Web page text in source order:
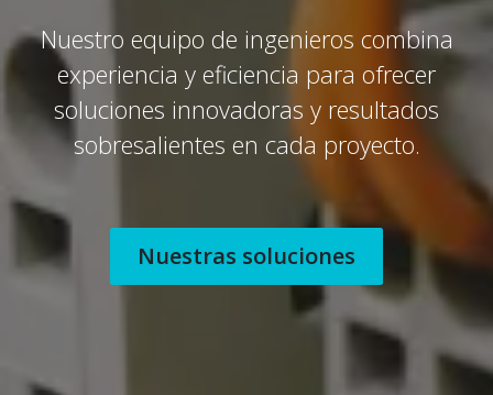
Nuestro equipo de ingenieros combina
experiencia y eficiencia para ofrecer
soluciones innovadoras y resultados
sobresalientes en cada proyecto.
Nuestras soluciones